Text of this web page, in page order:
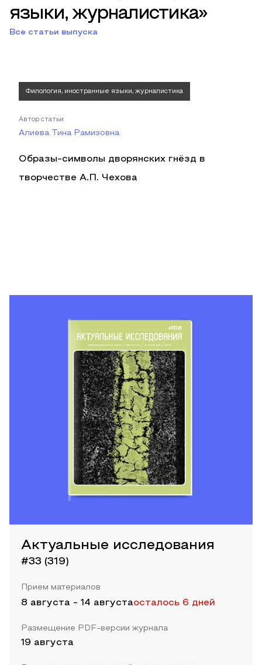
языки, журналистика»
Все статьи выпуска
Филология, иностранные языки, журналистика
Автор статьи
Алиева Тина Рамизовна
Образы-символы дворянских гнёзд в
творчестве А.П. Чехова
Актуальные исследования
#33 (319)
Прием материалов
8 августа - 14 августаосталось 6 дней
Размещение PDF-версии журнала
19 августа